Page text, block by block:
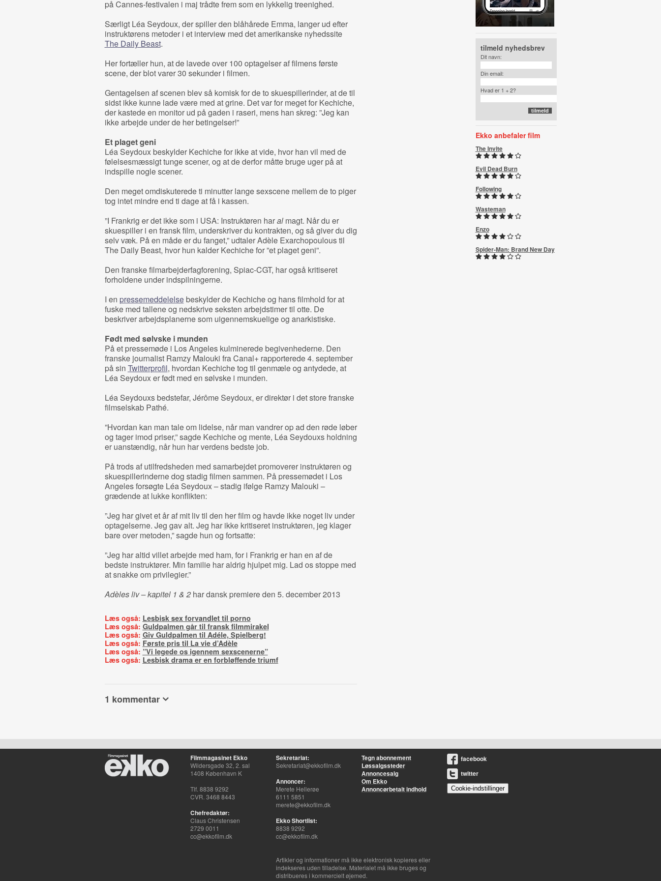
på Cannes-festivalen i maj trådte frem som en lykkelig treenighed.
Særligt Léa Seydoux, der spiller den blåhårede Emma, langer ud efter
instruktørens metoder i et interview med det amerikanske nyhedssite
The Daily Beast.
Her fortæller hun, at de lavede over 100 optagelser af filmens første
scene, der blot varer 30 sekunder i filmen.
Gentagelsen af scenen blev så komisk for de to skuespillerinder, at de til
sidst ikke kunne lade være med at grine. Det var for meget for Kechiche,
der kastede en monitor ud på gaden i raseri, mens han skreg: ”Jeg kan
ikke arbejde under de her betingelser!”
Et plaget geni
Léa Seydoux beskylder Kechiche for ikke at vide, hvor han vil med de
følelsesmæssigt tunge scener, og at de derfor måtte bruge uger på at
indspille nogle scener.
Den meget omdiskuterede ti minutter lange sexscene mellem de to piger
tog intet mindre end ti dage at få i kassen.
”I Frankrig er det ikke som i USA: Instruktøren haralmagt. Når du er
skuespiller i en fransk film, underskriver du kontrakten, og så giver du dig
selv væk. På en måde er du fanget,” udtaler Adèle Exarchopoulous til
The Daily Beast, hvor hun kalder Kechiche for ”et plaget geni”.
Den franske filmarbejderfagforening, Spiac-CGT, har også kritiseret
forholdene under indspilningerne.
I en pressemeddelelsebeskylder de Kechiche og hans filmhold for at
fuske med tallene og nedskrive seksten arbejdstimer til otte. De
beskriver arbejdsplanerne som uigennemskuelige og anarkistiske.
Født med sølvske i munden
På et pressemøde i Los Angeles kulminerede begivenhederne. Den
franske journalist Ramzy Malouki fra Canal+ rapporterede 4. september
på sin Twitterprofil, hvordan Kechiche tog til genmæle og antydede, at
Léa Seydoux er født med en sølvske i munden.
Léa Seydouxs bedstefar, Jérôme Seydoux, er direktør i det store franske
filmselskab Pathé.
”Hvordan kan man tale om lidelse, når man vandrer op ad den røde løber
og tager imod priser,” sagde Kechiche og mente, Léa Seydouxs holdning
er uanstændig, når hun har verdens bedste job.
På trods af utilfredsheden med samarbejdet promoverer instruktøren og
skuespillerinderne dog stadig filmen sammen. På pressemødet i Los
Angeles forsøgte Léa Seydoux – stadig ifølge Ramzy Malouki –
grædende at lukke konflikten:
”Jeg har givet et år af mit liv til den her film og havde ikke noget liv under
optagelserne. Jeg gav alt. Jeg har ikke kritiseret instruktøren, jeg klager
bare over metoden,” sagde hun og fortsatte:
”Jeg har altid villet arbejde med ham, for i Frankrig er han en af de
bedste instruktører. Min familie har aldrig hjulpet mig. Lad os stoppe med
at snakke om privilegier.”
Adèles liv – kapitel 1 & 2 har dansk premiere den 5. december 2013
Læs også: Lesbisk sex forvandlet til porno
Læs også: Guldpalmen går til fransk filmmirakel
Læs også: Giv Guldpalmen til Adéle, Spielberg!
Læs også: Første pris til La vie d’Adèle
Læs også: ”Vi legede os igennem sexscenerne”
Læs også: Lesbisk drama er en forbløffende triumf
1 kommentar
tilmeld nyhedsbrev
Dit navn:
Din email:
Hvad er 1 + 2?
Ekko anbefaler film
The Invite
Evil Dead Burn
Following
Wasteman
Enzo
Spider-Man: Brand New Day
Filmmagasinet Ekko
Wildersgade 32, 2. sal
1408 København K
Tlf. 8838 9292
CVR. 3468 8443
Chefredaktør:
Claus Christensen
2729 0011
cc@ekkofilm.dk
Sekretariat:
Sekretariat@ekkofilm.dk
Annoncer:
Merete Hellerøe
6111 5851
merete@ekkofilm.dk
Ekko Shortlist:
8838 9292
cc@ekkofilm.dk
Tegn abonnement
Løssalgssteder
Annoncesalg
Om Ekko
Annoncørbetalt indhold
facebook
twitter
Cookie-indstillinger
Artikler og informationer må ikke elektronisk kopieres eller
indekseres uden tilladelse. Materialet må ikke bruges og
distribueres i kommercielt øjemed.